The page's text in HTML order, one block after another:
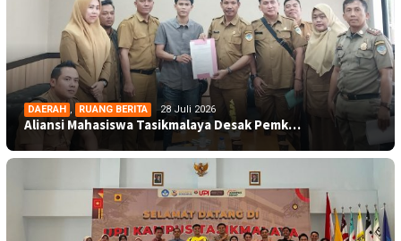
DAERAH , RUANG BERITA 28 Juli 2026
Aliansi Mahasiswa Tasikmalaya Desak Pemk…